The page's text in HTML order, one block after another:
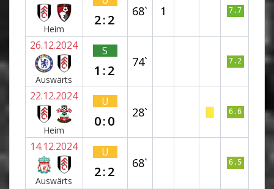
Heim
2:2
68` 1 7.7
26.12.2024
Auswärts
S
1:2
74` 7.2
22.12.2024
Heim
U
0:0
28` 6.6
14.12.2024
Auswärts
U
2:2
68` 6.5